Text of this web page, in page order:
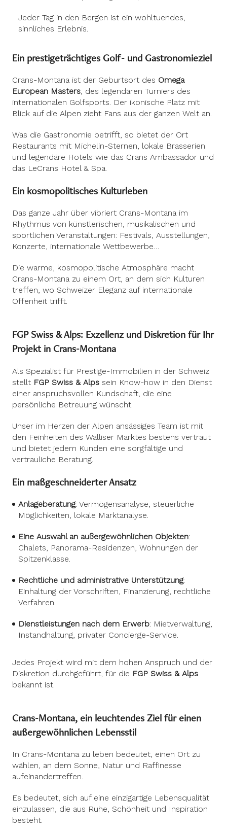
Jeder Tag in den Bergen ist ein wohltuendes,
sinnliches Erlebnis.
Ein prestigeträchtiges Golf- und Gastronomieziel
Crans-Montana ist der Geburtsort des Omega
European Masters, des legendären Turniers des
internationalen Golfsports. Der ikonische Platz mit
Blick auf die Alpen zieht Fans aus der ganzen Welt an.
Was die Gastronomie betrifft, so bietet der Ort
Restaurants mit Michelin-Sternen, lokale Brasserien
und legendäre Hotels wie das Crans Ambassador und
das LeCrans Hotel & Spa.
Ein kosmopolitisches Kulturleben
Das ganze Jahr über vibriert Crans-Montana im
Rhythmus von künstlerischen, musikalischen und
sportlichen Veranstaltungen: Festivals, Ausstellungen,
Konzerte, internationale Wettbewerbe…
Die warme, kosmopolitische Atmosphäre macht
Crans-Montana zu einem Ort, an dem sich Kulturen
treffen, wo Schweizer Eleganz auf internationale
Offenheit trifft.
FGP Swiss & Alps: Exzellenz und Diskretion für Ihr
Projekt in Crans-Montana
Als Spezialist für Prestige-Immobilien in der Schweiz
stellt FGP Swiss & Alps sein Know-how in den Dienst
einer anspruchsvollen Kundschaft, die eine
persönliche Betreuung wünscht.
Unser im Herzen der Alpen ansässiges Team ist mit
den Feinheiten des Walliser Marktes bestens vertraut
und bietet jedem Kunden eine sorgfältige und
vertrauliche Beratung.
Ein maßgeschneiderter Ansatz
Anlageberatung: Vermögensanalyse, steuerliche
Möglichkeiten, lokale Marktanalyse.
Eine Auswahl an außergewöhnlichen Objekten:
Chalets, Panorama-Residenzen, Wohnungen der
Spitzenklasse.
Rechtliche und administrative Unterstützung:
Einhaltung der Vorschriften, Finanzierung, rechtliche
Verfahren.
Dienstleistungen nach dem Erwerb: Mietverwaltung,
Instandhaltung, privater Concierge-Service.
Jedes Projekt wird mit dem hohen Anspruch und der
Diskretion durchgeführt, für die FGP Swiss & Alps
bekannt ist.
Crans-Montana, ein leuchtendes Ziel für einen
außergewöhnlichen Lebensstil
In Crans-Montana zu leben bedeutet, einen Ort zu
wählen, an dem Sonne, Natur und Raffinesse
aufeinandertreffen.
Es bedeutet, sich auf eine einzigartige Lebensqualität
einzulassen, die aus Ruhe, Schönheit und Inspiration
besteht.